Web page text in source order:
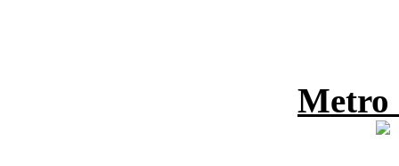
Metro